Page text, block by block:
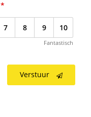
*
7 8 9 10
Fantastisch
Verstuur